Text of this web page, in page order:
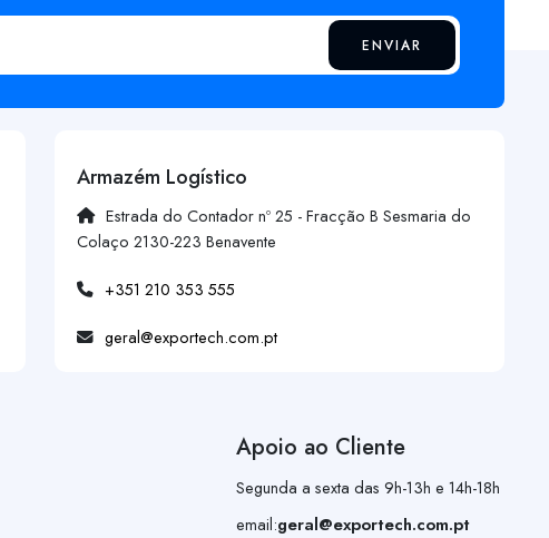
ENVIAR
Armazém Logístico
Estrada do Contador nº 25 - Fracção B Sesmaria do
Colaço 2130-223 Benavente
+351 210 353 555
geral@exportech.com.pt
Apoio ao Cliente
Segunda a sexta das 9h-13h e 14h-18h
email:geral@exportech.com.pt